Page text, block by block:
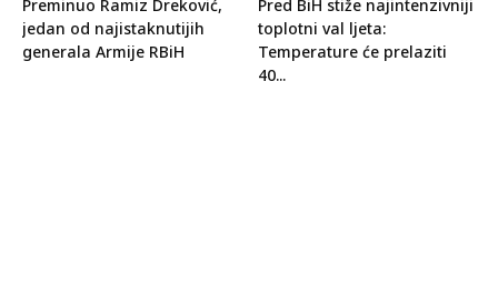
Preminuo Ramiz Dreković,
jedan od najistaknutijih
generala Armije RBiH
Pred BiH stiže najintenzivniji
toplotni val ljeta:
Temperature će prelaziti
40...